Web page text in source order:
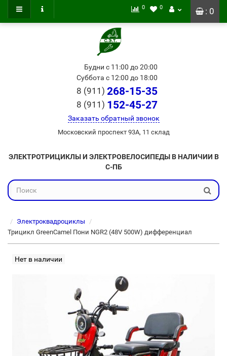
: 0
0 0
Будни с 11:00 до 20:00
Суббота с 12:00 до 18:00
8 (911) 268-15-35
8 (911) 152-45-27
Заказать обратный звонок
Московский проспект 93А, 11 склад
ЭЛЕКТРОТРИЦИКЛЫ И ЭЛЕКТРОВЕЛОСИПЕДЫ В НАЛИЧИИ В
С-ПБ
Электроквадроциклы
Трицикл GreenCamel Пони NGR2 (48V 500W) дифференциал
Нет в наличии